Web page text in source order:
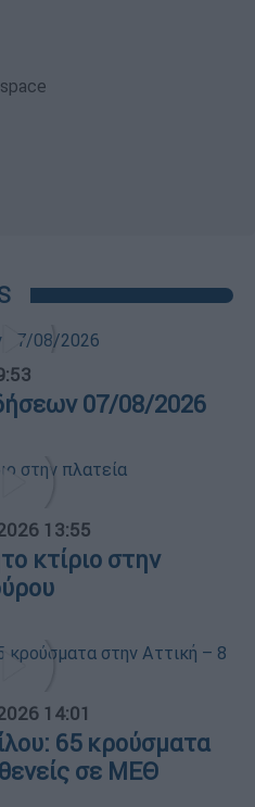
07/08/2026
13:55
κτίριο στην
14:01
65 κρούσματα
σε ΜΕΘ